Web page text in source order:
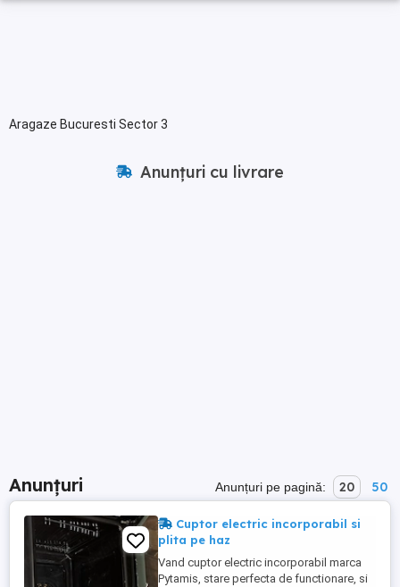
Aragaze Bucuresti Sector 3
Anunțuri cu livrare
Anunțuri Anunțuri pe pagină: 20 50
Cuptor electric incorporabil si
plita pe haz
Vand cuptor electric incorporabil marca
Pytamis, stare perfecta de functionare, si